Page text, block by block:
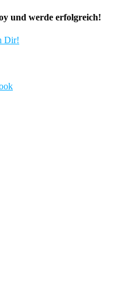
und werde erfolgreich!
Dir!